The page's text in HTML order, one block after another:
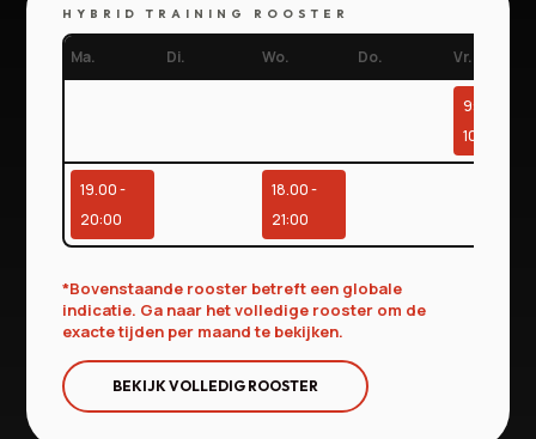
HYBRID TRAINING ROOSTER
Ma. Di. Wo. Do. Vr.
9:00 -
10:00
19.00 -
20:00
18.00 -
21:00
*Bovenstaande rooster betreft een globale
indicatie. Ga naar het volledige rooster om de
exacte tijden per maand te bekijken.
BEKIJK VOLLEDIG ROOSTER